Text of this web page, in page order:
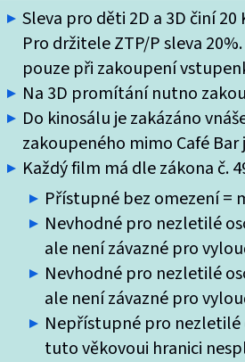
Sleva pro děti 2D a 3D činí
Pro držitele ZTP/P sleva
pouze při zakoupení
Na 3D promítání nutno
Do kinosálu je zakázáno
zakoupeného mimo Café Bar
Každý film má dle zákona č.
Přístupné bez omezení =
Nevhodné pro nezletilé
ale není závazné pro
Nevhodné pro nezletilé
ale není závazné pro
Nepřístupné pro nezletilé
tuto věkovoui hranici